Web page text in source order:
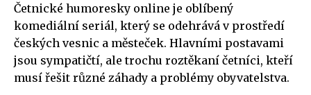
Četnické humoresky online je oblíbený
komediální seriál, který se odehrává v prostředí
českých vesnic a městeček. Hlavními postavami
jsou sympatičtí, ale trochu roztěkaní četníci, kteří
musí řešit různé záhady a problémy obyvatelstva.